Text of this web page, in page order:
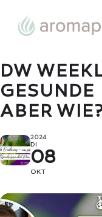
DW
ABER
2024
DI
08
OKT